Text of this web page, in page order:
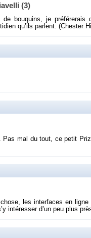
(3)
bou­quins, je pré­fé­re­rais
qu’ils parlent. (Ches­ter
mal du tout, ce petit
les in­ter­faces en ligne
in­té­res­ser d’un peu plus près